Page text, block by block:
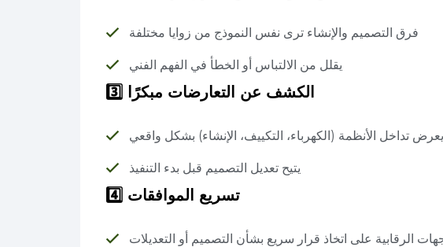
فرق التصميم والإنشاء ترى نفس النموذج من زوايا مختلفة
يقلل من الالتباس أو الخطأ في الفهم الفني
3️⃣ الكشف عن التعارضات مبكرًا
يعرض تداخل الأنظمة (الكهرباء، التكييف، الإنشاء) بشكل واقعي
يتيح تعديل التصميم قبل بدء التنفيذ
4️⃣ تسريع الموافقات
الرقابية على اتخاذ قرار سريع بشأن التصميم أو التعديلات